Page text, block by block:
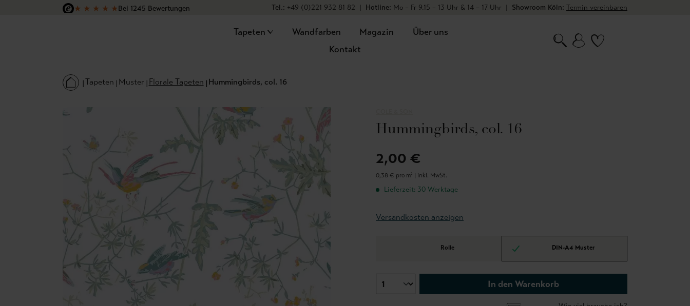
Hauptinhalt springen
Zur Suche springen
Zur Hauptnavigation springen
★ ★ ★ ★ ★Bei 1245 Bewertungen
Tel.: +49 (0)221 932 81 82 | Hotline: Mo – Fr 9.15 – 13 Uhr & 14 – 17 Uhr | Showroom Köln: Termin vereinbaren
Tapeten Wandfarben Magazin
Über uns
Kontakt
Tapeten Muster Florale Tapeten Hummingbirds, col. 16
Hummingbirds, col. 16
2,00 €
0,38 € pro m² | inkl. MwSt.
Lieferzeit: 30 Werktage
Versandkosten anzeigen
Rolle DIN-A4 Muster
In den Warenkorb